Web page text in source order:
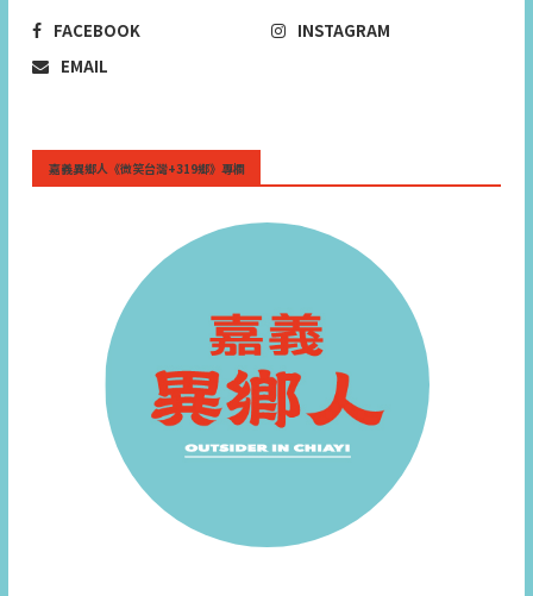
FACEBOOK
INSTAGRAM
EMAIL
嘉義異鄉人《微笑台灣+319鄉》專欄